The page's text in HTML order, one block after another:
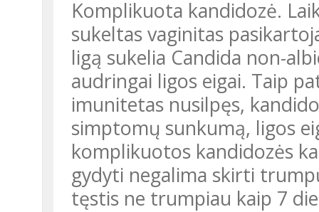
Komplikuota kandidozė.
sukeltas vaginitas
ligą sukelia Candida non-
audringai ligos eigai. Taip
imunitetas nusilpęs,
simptomų sunkumą, ligos
komplikuotos kandidozės
gydyti negalima skirti
tęstis ne trumpiau kaip 7